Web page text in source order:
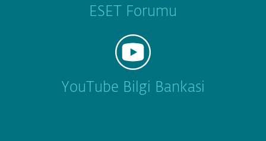
ESET Forumu
YouTube Bilgi Bankasi